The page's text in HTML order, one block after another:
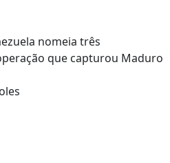
nomeia três
que capturou Maduro